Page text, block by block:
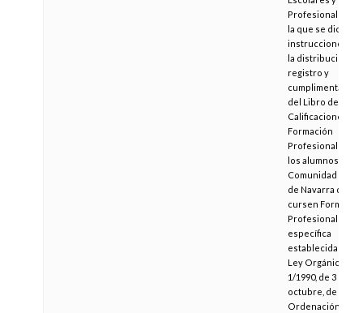
Profesionales,
la que se dictan
instrucciones
la distribución,
registro y
cumplimentación
del Libro de
Calificaciones de
Formación
Profesional para
los alumnos de la
Comunidad Foral
de Navarra que
cursen
Profesional
específica
establecida en la
Ley Orgánica
1/1990, de 3 de
octubre, de
Ordenación